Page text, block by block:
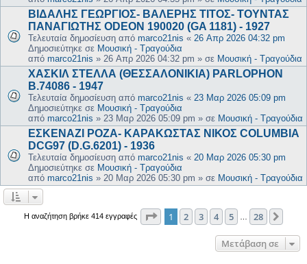
ΒΙΔΑΛΗΣ ΓΕΩΡΓΙΟΣ- ΒΑΛΕΡΗΣ ΤΙΤΟΣ- ΤΟΥΝΤΑΣ
ΠΑΝΑΓΙΩΤΗΣ ODEON 190020 (GA 1181) - 1927
Τελευταία δημοσίευση από marco21nis « 26 Απρ 2026 04:32 pm
Δημοσιεύτηκε σε Μουσική - Τραγούδια
από marco21nis » 26 Απρ 2026 04:32 pm » σε Μουσική - Τραγούδια
ΧΑΣΚΙΛ ΣΤΕΛΛΑ (ΘΕΣΣΑΛΟΝΙΚΙΑ) PARLOPHON
B.74086 - 1947
Τελευταία δημοσίευση από marco21nis « 23 Μαρ 2026 05:09 pm
Δημοσιεύτηκε σε Μουσική - Τραγούδια
από marco21nis » 23 Μαρ 2026 05:09 pm » σε Μουσική - Τραγούδια
ΕΣΚΕΝΑΖΙ ΡΟΖΑ- ΚΑΡΑΚΩΣΤΑΣ ΝΙΚΟΣ COLUMBIA
DCG97 (D.G.6201) - 1936
Τελευταία δημοσίευση από marco21nis « 20 Μαρ 2026 05:30 pm
Δημοσιεύτηκε σε Μουσική - Τραγούδια
από marco21nis » 20 Μαρ 2026 05:30 pm » σε Μουσική - Τραγούδια
Η αναζήτηση βρήκε 414 εγγραφές Σελίδα από28
1 2 3 4 5 28
Μετάβαση σε